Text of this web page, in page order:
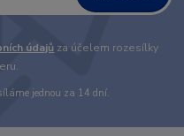
údajů za účelem rozesílky
jednou za 14 dní.